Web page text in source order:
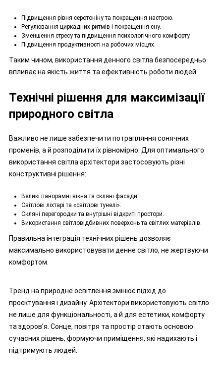
Підвищення рівня серотоніну та покращення настрою.
Регулювання циркадних ритмів і покращення сну.
Зменшення стресу та підвищення психологічного комфорту.
Підвищення продуктивності на робочих місцях.
Таким чином, використання денного світла безпосередньо
впливає на якість життя та ефективність роботи людей.
Технічні рішення для максимізації
природного світла
Важливо не лише забезпечити потрапляння сонячних
променів, а й розподілити їх рівномірно. Для оптимального
використання світла архітектори застосовують різні
конструктивні рішення:
Великі панорамні вікна та скляні фасади.
Світлові ліхтарі та «світлові тунелі».
Скляні перегородки та внутрішні відкриті простори.
Використання світловідбивних поверхонь та світлих матеріалів.
Правильна інтеграція технічних рішень дозволяє
максимально використовувати денне світло, не жертвуючи
комфортом.
Тренд на природне освітлення змінює підхід до
проєктування і дизайну. Архітектори використовують світло
не лише для функціональності, а й для естетики, комфорту
та здоров’я. Сонце, повітря та простір стають основою
сучасних рішень, формуючи приміщення, які надихають і
підтримують людей.